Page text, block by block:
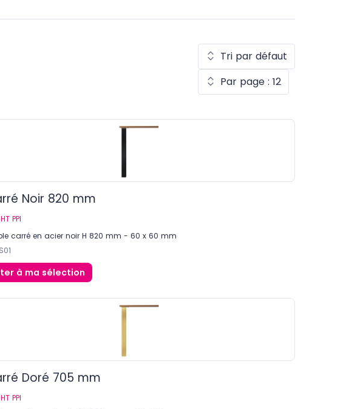
Tri par défaut
Par page : 12
Noir 820 mm
HT PPI
carré en acier noir H 820 mm - 60 x 60 mm
à ma sélection
Doré 705 mm
HT PPI